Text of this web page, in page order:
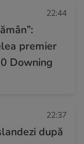
22:44
premier
Downing
22:37
după